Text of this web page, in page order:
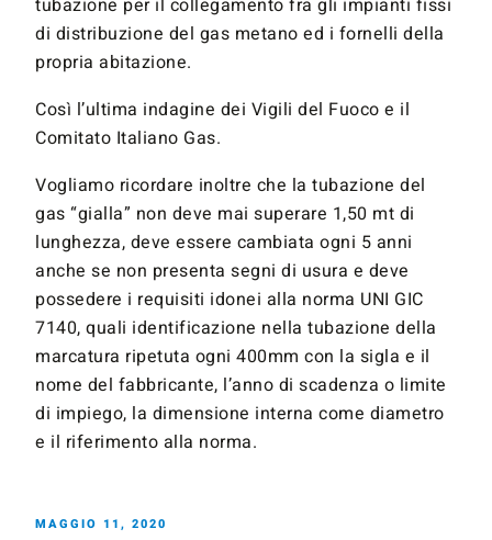
tubazione per il collegamento fra gli impianti fissi
di distribuzione del gas metano ed i fornelli della
propria abitazione.
Così l’ultima indagine dei Vigili del Fuoco e il
Comitato Italiano Gas.
Vogliamo ricordare inoltre che la tubazione del
gas “gialla” non deve mai superare 1,50 mt di
lunghezza, deve essere cambiata ogni 5 anni
anche se non presenta segni di usura e deve
possedere i requisiti idonei alla norma UNI GIC
7140, quali identificazione nella tubazione della
marcatura ripetuta ogni 400mm con la sigla e il
nome del fabbricante, l’anno di scadenza o limite
di impiego, la dimensione interna come diametro
e il riferimento alla norma.
MAGGIO 11, 2020